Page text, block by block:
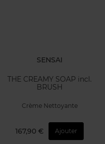
SENSAI
THE CREAMY SOAP incl.
BRUSH
Crème Nettoyante
167,90 € Ajouter